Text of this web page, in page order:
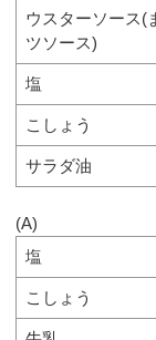
ウスターソース(
ツソース)
塩
こしょう
サラダ油
(A)
塩
こしょう